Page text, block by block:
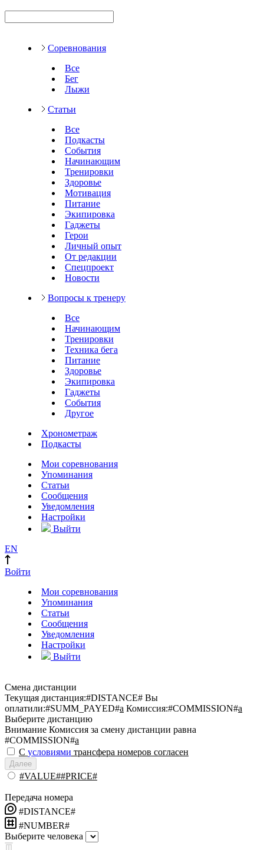
Соревнования
Все
Бег
Лыжи
Статьи
Все
Подкасты
События
Начинающим
Тренировки
Здоровье
Мотивация
Питание
Экипировка
Гаджеты
Герои
Личный опыт
От редакции
Спецпроект
Новости
Вопросы к тренеру
Все
Начинающим
Тренировки
Техника бега
Питание
Здоровье
Экипировка
Гаджеты
События
Другое
Хронометраж
Подкасты
Мои соревнования
Упоминания
Статьи
Сообщения
Уведомления
Настройки
Выйти
EN
Войти
Мои соревнования
Упоминания
Статьи
Сообщения
Уведомления
Настройки
Выйти
Смена дистанции
Текущая дистанция:#DISTANCE# Вы
оплатили:#SUMM_PAYED#a Комиссия:#COMMISSION#a
Выберите дистанцию
Внимание Комиссия за смену дистанции равна
#COMMISSION#a
С условиями трансфера номеров согласен
Далее
#VALUE##PRICE#
Передача номера
#DISTANCE#
#NUMBER#
Выберите человека